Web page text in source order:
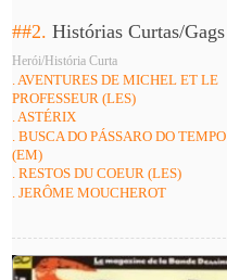
##2.Histórias Curtas/Gags
Herói/História Curta
. AVENTURES DE MICHEL ET LE
PROFESSEUR (LES)
. ASTÉRIX
. BUSCA DO PÁSSARO DO TEMPO
(EM)
. RESTOS DU COEUR (LES)
. JERÔME MOUCHEROT